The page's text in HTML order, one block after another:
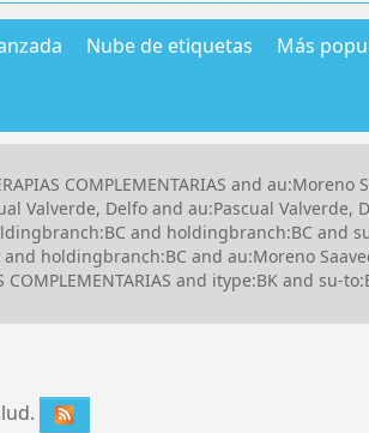
Nube de etiquetas Más
COMPLEMENTARIAS and au:Moreno
Valverde, Delfo and au:Pascual
and holdingbranch:BC and
and holdingbranch:BC and au:Moreno
and itype:BK and su-